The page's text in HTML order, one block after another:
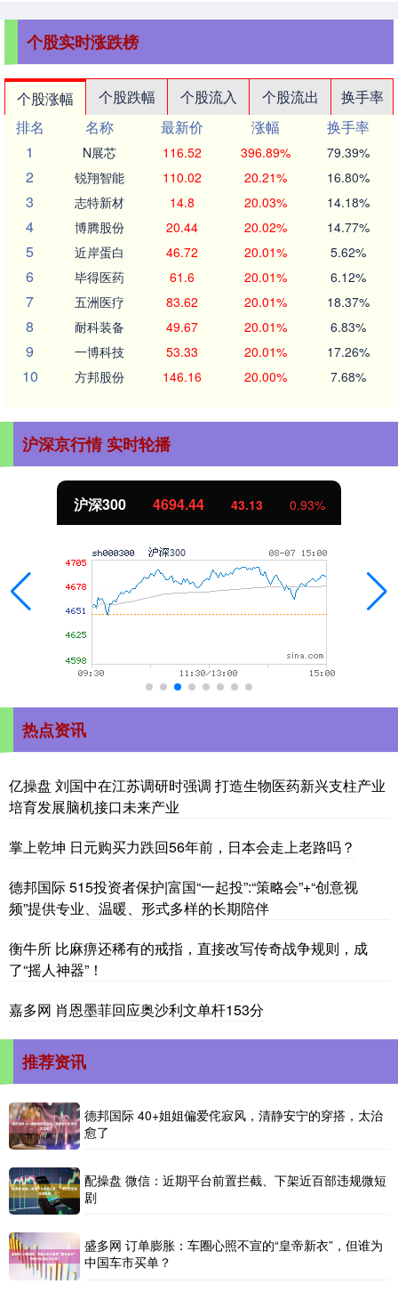
个股实时涨跌榜
个股涨幅 个股跌幅 个股流入 个股流出
换手率
排名
名称 最新价 涨幅
换手率
1
N展芯 116.52 396.89% 79.39%
2 锐翔智能 110.02 20.21% 16.80%
3 志特新材 14.8 20.03% 14.18%
4 博腾股份 20.44 20.02% 14.77%
5 近岸蛋白 46.72 20.01% 5.62%
6 毕得医药 61.6 20.01% 6.12%
7 五洲医疗 83.62 20.01% 18.37%
8 耐科装备 49.67 20.01% 6.83%
9 一博科技 53.33 20.01% 17.26%
10 方邦股份 146.16 20.00% 7.68%
沪深京行情 实时轮播
北证50 1134.24 11.37 1.01%
热点资讯
亿操盘 刘国中在江苏调研时强调 打造生物医药新兴支柱产业
培育发展脑机接口未来产业
掌上乾坤 日元购买力跌回56年前，日本会走上老路吗？
德邦国际 515投资者保护|富国“一起投”:“策略会”+“创意视
频”提供专业、温暖、形式多样的长期陪伴
衡牛所 比麻痹还稀有的戒指，直接改写传奇战争规则，成
了“摇人神器”！
嘉多网 肖恩墨菲回应奥沙利文单杆153分
推荐资讯
德邦国际 40+姐姐偏爱侘寂风，清静安宁的穿搭，太治
愈了
配操盘 微信：近期平台前置拦截、下架近百部违规微短
剧
盛多网 订单膨胀：车圈心照不宣的“皇帝新衣”，但谁为
中国车市买单？